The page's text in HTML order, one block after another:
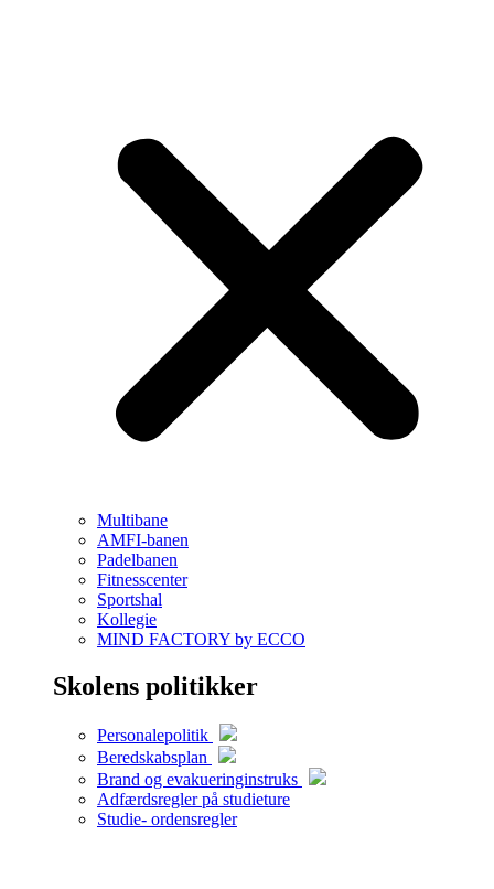
Multibane
AMFI-banen
Padelbanen
Fitnesscenter
Sportshal
Kollegie
MIND FACTORY by ECCO
Skolens politikker
Personalepolitik
Beredskabsplan
Brand og evakueringinstruks
Adfærdsregler på studieture
Studie- ordensregler